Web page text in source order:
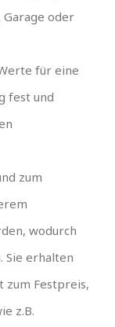
Garage oder
für eine
fest und
zum
wodurch
Sie erhalten
zum Festpreis,
z.B.